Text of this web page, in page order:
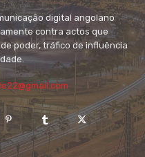
digital angolano
contra actos que
poder, tráfico de influência